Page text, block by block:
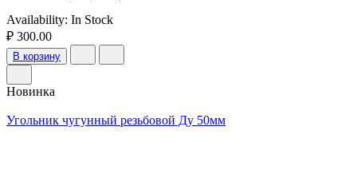
Availability: In Stock
₽ 300.00
В корзину
Новинка
Угольник чугунный резьбовой Ду 50мм